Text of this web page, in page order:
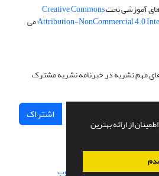
از ارائه بهترین
های آموزشی تحتCreative Commons
Attribution-NonCommercial 4.0می
های مهم نشریه در خبرنامه نشریه مشترک
اشتراک
طراحی و پیاده سازی از سیناوب